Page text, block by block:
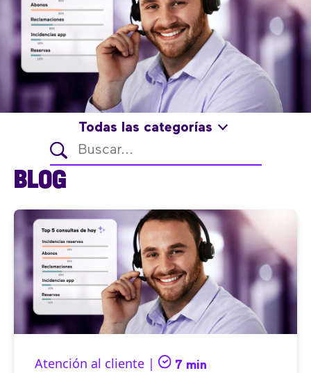
Todas las categorías
BLOG
Atención al cliente | 7 min